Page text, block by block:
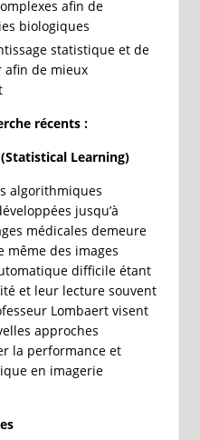
afin de
biologiques
statistique et de
de mieux
récents :
Learning)
algorithmiques
jusqu’à
médicales demeure
même des images
difficile étant
et leur lecture souvent
Lombaert visent
approches
la performance et
en imagerie